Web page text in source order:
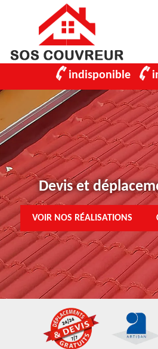
indisponible
Devis et
VOIR NOS RÉALISATIONS